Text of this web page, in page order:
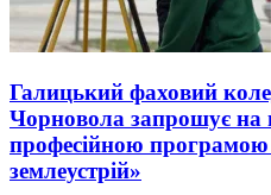
Галицький фаховий
Чорновола запрошує на
професійною програмою
землеустрій»